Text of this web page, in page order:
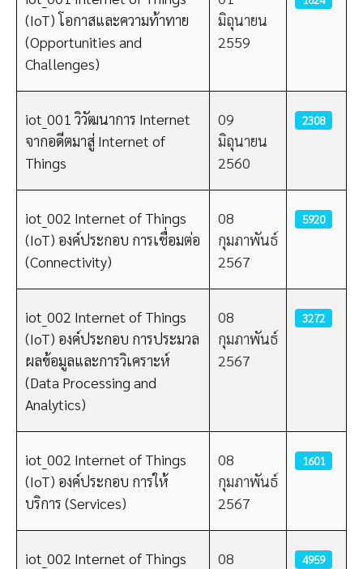
(IoT) โอกาสและความท้าทาย
(Opportunities and
Challenges)
มิถุนายน
2559
iot_001 วิวัฒนาการ Internet
จากอดีตมาสู่ Internet of
Things
09
มิถุนายน
2560
2308
iot_002 Internet of Things
(IoT) องค์ประกอบ การเชื่อมต่อ
(Connectivity)
08
กุมภาพันธ์
2567
5920
iot_002 Internet of Things
(IoT) องค์ประกอบ การประมวล
ผลข้อมูลและการวิเคราะห์
(Data Processing and
Analytics)
08
กุมภาพันธ์
2567
3272
iot_002 Internet of Things
(IoT) องค์ประกอบ การให้
บริการ (Services)
08
กุมภาพันธ์
2567
1601
iot_002 Internet of Things
08
4959